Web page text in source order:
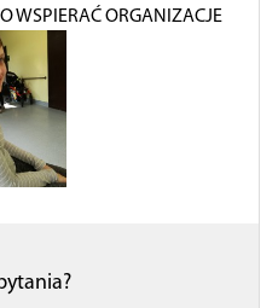
WSPIERAĆ ORGANIZACJE